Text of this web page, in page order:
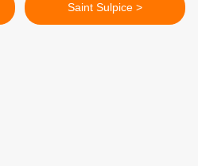
Saint Sulpice >